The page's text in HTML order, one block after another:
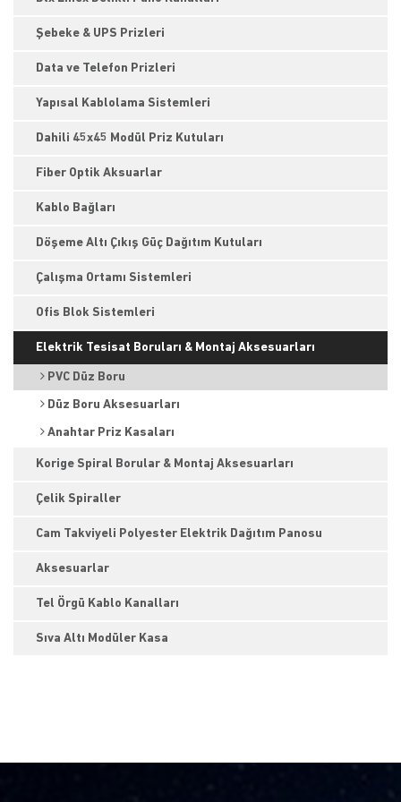
Şebeke & UPS Prizleri
Data ve Telefon Prizleri
Yapısal Kablolama Sistemleri
Dahili 45x45 Modül Priz Kutuları
Fiber Optik Aksuarlar
Kablo Bağları
Döşeme Altı Çıkış Güç Dağıtım Kutuları
Çalışma Ortamı Sistemleri
Ofis Blok Sistemleri
Elektrik Tesisat Boruları & Montaj Aksesuarları
PVC Düz Boru
Düz Boru Aksesuarları
Anahtar Priz Kasaları
Korige Spiral Borular & Montaj Aksesuarları
Çelik Spiraller
Cam Takviyeli Polyester Elektrik Dağıtım Panosu
Aksesuarlar
Tel Örgü Kablo Kanalları
Sıva Altı Modüler Kasa